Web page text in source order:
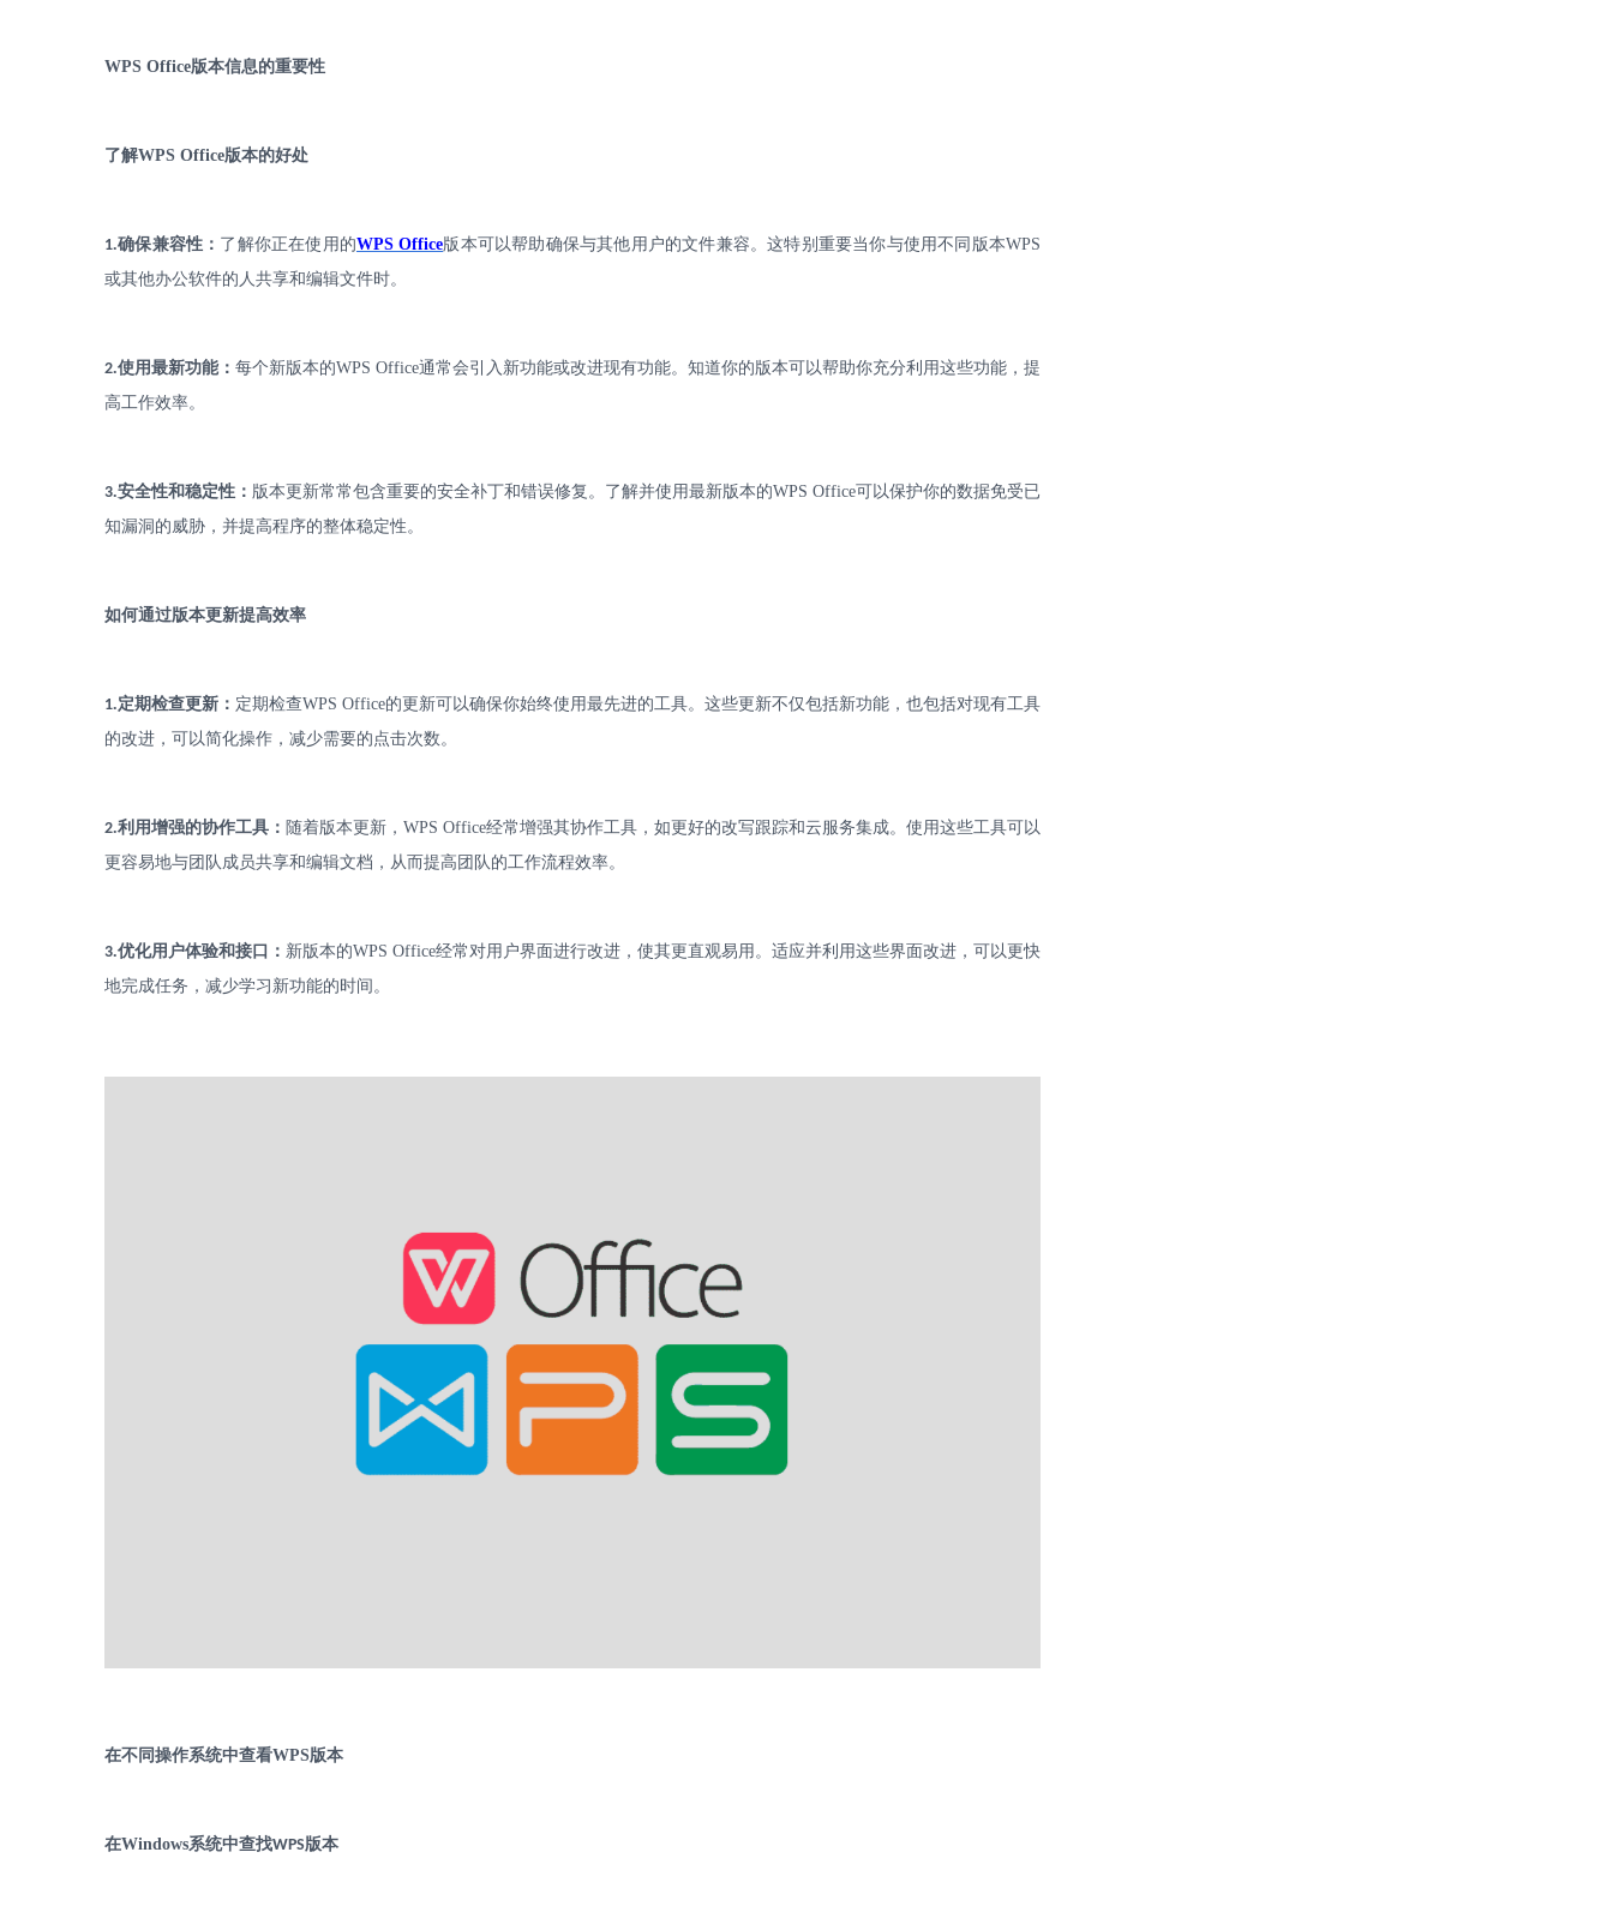
WPS Office版本信息的重要性
了解WPS Office版本的好处
1.确保兼容性： 了解你正在使用的WPS Office版本可以帮助确保与其他用户的文件兼容。这特别重要当你与使用不同版本WPS
或其他办公软件的人共享和编辑文件时。
2.使用最新功能：每个新版本的WPS Office通常会引入新功能或改进现有功能。知道你的版本可以帮助你充分利用这些功能，提
高工作效率。
3.安全性和稳定性： 版本更新常常包含重要的安全补丁和错误修复。了解并使用最新版本的WPS Office可以保护你的数据免受已
知漏洞的威胁，并提高程序的整体稳定性。
如何通过版本更新提高效率
1.定期检查更新： 定期检查WPS Office的更新可以确保你始终使用最先进的工具。这些更新不仅包括新功能，也包括对现有工具
的改进，可以简化操作，减少需要的点击次数。
2.利用增强的协作工具： 随着版本更新，WPS Office经常增强其协作工具，如更好的改写跟踪和云服务集成。使用这些工具可以
更容易地与团队成员共享和编辑文档，从而提高团队的工作流程效率。
3.优化用户体验和接口： 新版本的WPS Office经常对用户界面进行改进，使其更直观易用。适应并利用这些界面改进，可以更快
地完成任务，减少学习新功能的时间。
在不同操作系统中查看WPS版本
在Windows系统中查找WPS版本